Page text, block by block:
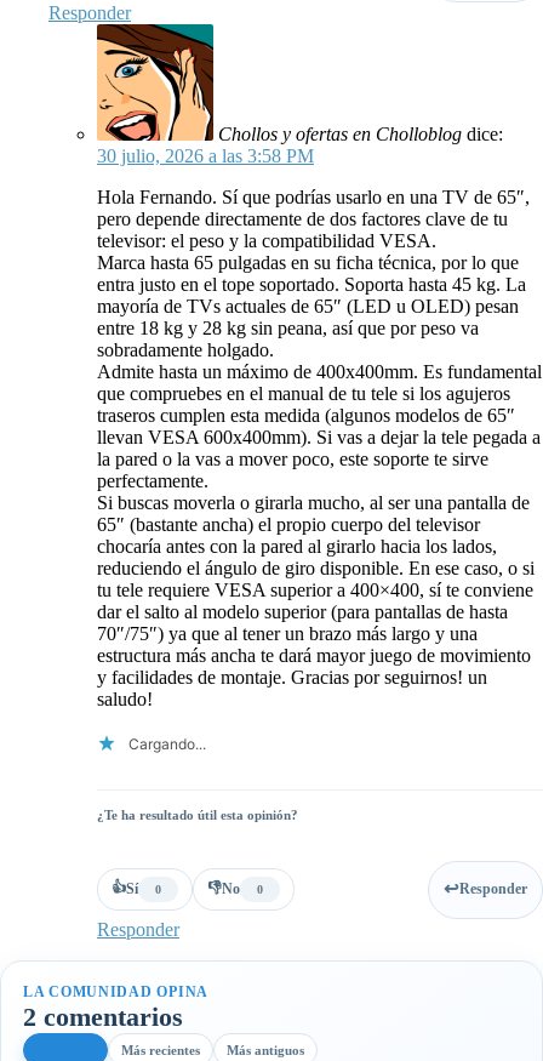
Responder
Chollos y ofertas en Cholloblog dice:
30 julio, 2026 a las 3:58 PM
Hola Fernando. Sí que podrías usarlo en una TV de 65″,
pero depende directamente de dos factores clave de tu
televisor: el peso y la compatibilidad VESA.
Marca hasta 65 pulgadas en su ficha técnica, por lo que
entra justo en el tope soportado. Soporta hasta 45 kg. La
mayoría de TVs actuales de 65″ (LED u OLED) pesan
entre 18 kg y 28 kg sin peana, así que por peso va
sobradamente holgado.
Admite hasta un máximo de 400x400mm. Es fundamental
que compruebes en el manual de tu tele si los agujeros
traseros cumplen esta medida (algunos modelos de 65″
llevan VESA 600x400mm). Si vas a dejar la tele pegada a
la pared o la vas a mover poco, este soporte te sirve
perfectamente.
Si buscas moverla o girarla mucho, al ser una pantalla de
65″ (bastante ancha) el propio cuerpo del televisor
chocaría antes con la pared al girarlo hacia los lados,
reduciendo el ángulo de giro disponible. En ese caso, o si
tu tele requiere VESA superior a 400×400, sí te conviene
dar el salto al modelo superior (para pantallas de hasta
70″/75″) ya que al tener un brazo más largo y una
estructura más ancha te dará mayor juego de movimiento
y facilidades de montaje. Gracias por seguirnos! un
saludo!
Cargando...
¿Te ha resultado útil esta opinión?
👍Sí 0 👎No 0 Responder
Responder
LA COMUNIDAD OPINA
2 comentarios
Más recientes Más antiguos